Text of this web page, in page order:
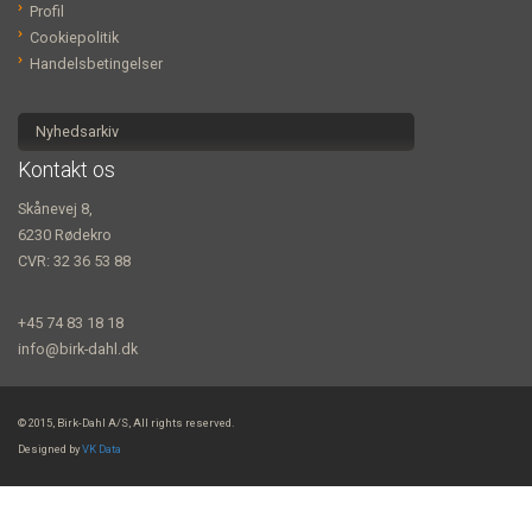
Profil
Cookiepolitik
Handelsbetingelser
Nyhedsarkiv
Kontakt os
Skånevej 8,
6230 Rødekro
CVR: 32 36 53 88
+45 74 83 18 18
info@birk-dahl.dk
© 2015, Birk-Dahl A/S, All rights reserved.
Designed byVK Data